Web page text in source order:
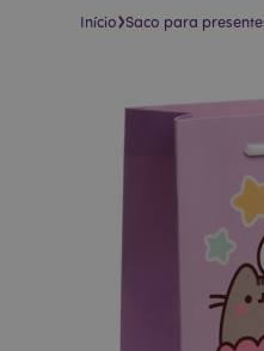
Início›Saco para